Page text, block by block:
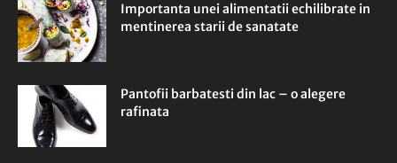
Importanta unei alimentatii echilibrate in
mentinerea starii de sanatate
Pantofii barbatesti din lac – o alegere
rafinata